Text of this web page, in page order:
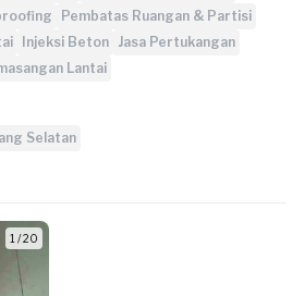
Pembatas Ruangan & Partisi
Injeksi Beton Jasa Pertukangan
Lantai
Selatan
1 / 20